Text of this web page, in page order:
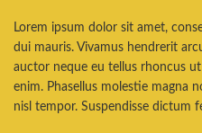
Lorem ipsum dolor sit amet,
dui mauris. Vivamus hendrerit
auctor neque eu tellus rhoncus
enim. Phasellus molestie magna
nisl tempor. Suspendisse dictum